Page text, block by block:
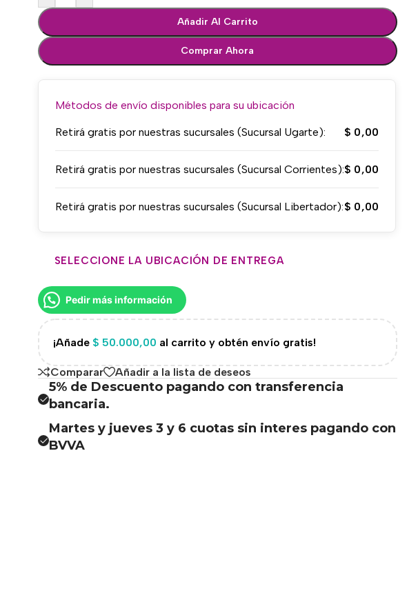
Añadir Al Carrito
Comprar Ahora
Métodos de envío disponibles para su ubicación
Retirá gratis por nuestras sucursales (Sucursal Ugarte): $ 0,00
Retirá gratis por nuestras sucursales (Sucursal Corrientes):$ 0,00
Retirá gratis por nuestras sucursales (Sucursal Libertador):$ 0,00
SELECCIONE LA UBICACIÓN DE ENTREGA
Pedir más información
¡Añade $ 50.000,00 al carrito y obtén envío gratis!
Comparar Añadir a la lista de deseos
5% de Descuento pagando con transferencia
bancaria.
Martes y jueves 3 y 6 cuotas sin interes pagando con
BVVA